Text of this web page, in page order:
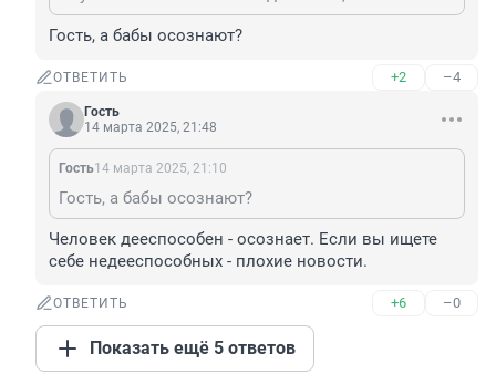
Гость, а бабы осознают?
ОТВЕТИТЬ +2 –4
Гость
14 марта 2025, 21:48
Гость14 марта 2025, 21:10
Гость, а бабы осознают?
Человек дееспособен - осознает. Если вы ищете
себе недееспособных - плохие новости.
ОТВЕТИТЬ +6 –0
Показать ещё 5 ответов